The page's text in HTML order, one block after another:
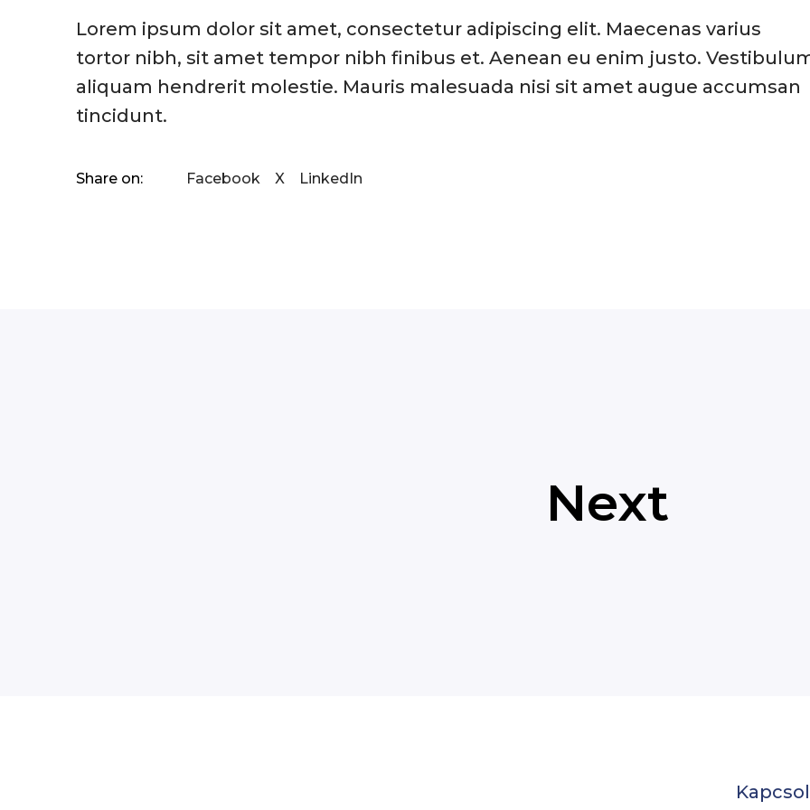
Lorem ipsum dolor sit amet, consectetur adipiscing elit. Maecenas varius
tortor nibh, sit amet tempor nibh finibus et. Aenean eu enim justo.
aliquam hendrerit molestie. Mauris malesuada nisi sit amet augue accumsan
tincidunt.
Share on: Facebook X LinkedIn
Next